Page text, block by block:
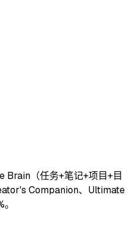
Brain（任务+笔记+项目+目
Companion、Ultimate